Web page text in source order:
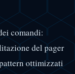
comandi:
del pager
ottimizzati